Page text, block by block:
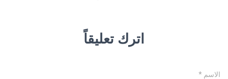
اترك تعليقاً
الاسم *